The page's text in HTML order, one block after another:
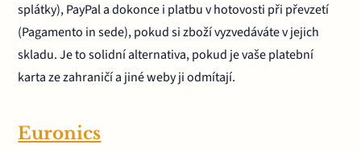
splátky), PayPal a dokonce i platbu v hotovosti při převzetí
(Pagamento in sede), pokud si zboží vyzvedáváte v jejich
skladu. Je to solidní alternativa, pokud je vaše platební
karta ze zahraničí a jiné weby ji odmítají.
Euronics